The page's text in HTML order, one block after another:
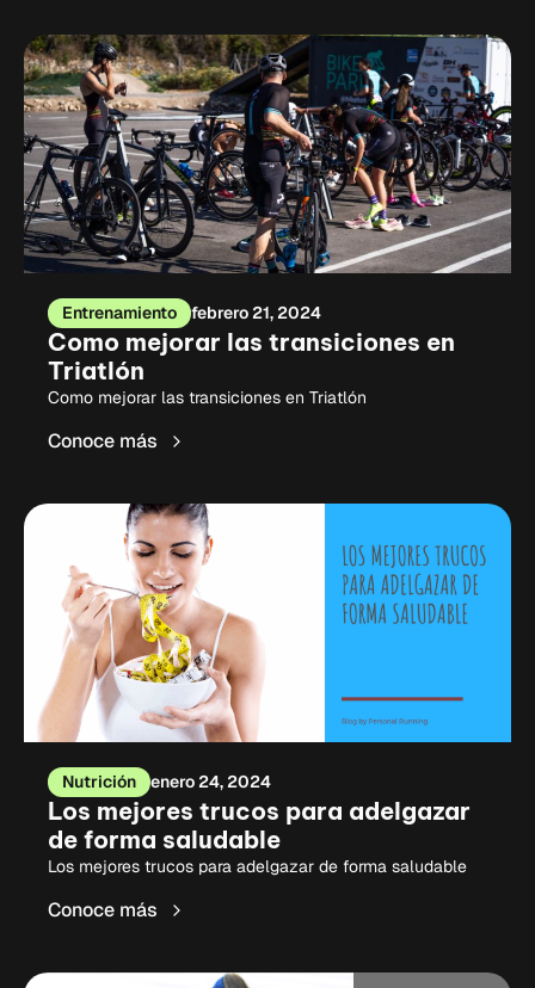
Entrenamiento febrero 21, 2024
Como mejorar las transiciones en
Triatlón
Como mejorar las transiciones en Triatlón
Conoce más
Nutrición enero 24, 2024
Los mejores trucos para adelgazar
de forma saludable
Los mejores trucos para adelgazar de forma saludable
Conoce más